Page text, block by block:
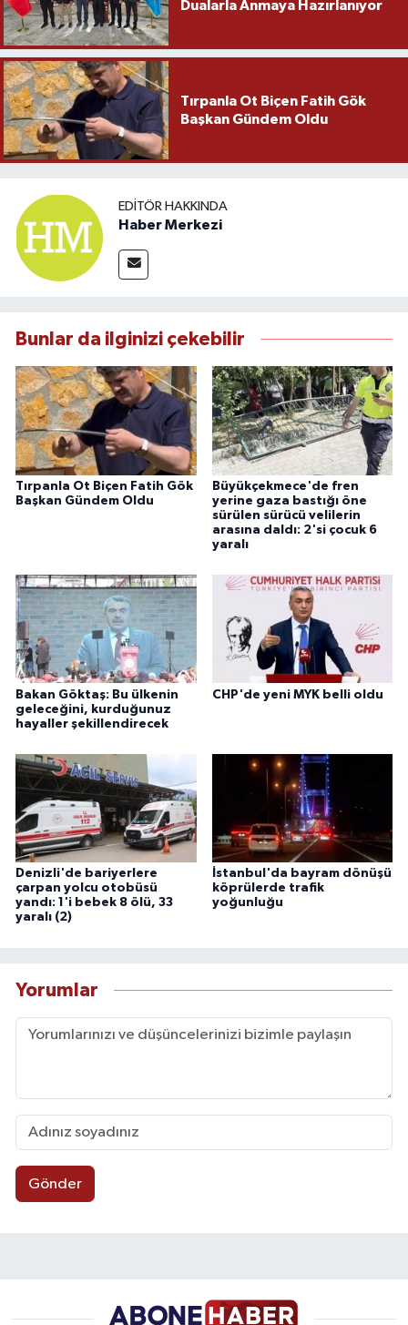
Dualarla Anmaya Hazırlanıyor
Tırpanla Ot Biçen Fatih Gök
Başkan Gündem Oldu
EDITÖR HAKKINDA
Haber Merkezi
Bunlar da ilginizi çekebilir
Tırpanla Ot Biçen Fatih Gök
Başkan Gündem Oldu
Büyükçekmece'de fren
yerine gaza bastığı öne
sürülen sürücü velilerin
arasına daldı: 2'si çocuk 6
yaralı
Bakan Göktaş: Bu ülkenin
geleceğini, kurduğunuz
hayaller şekillendirecek
CHP'de yeni MYK belli oldu
Denizli'de bariyerlere
çarpan yolcu otobüsü
yandı: 1'i bebek 8 ölü, 33
yaralı (2)
İstanbul'da bayram dönüşü
köprülerde trafik
yoğunluğu
Yorumlar
Gönder